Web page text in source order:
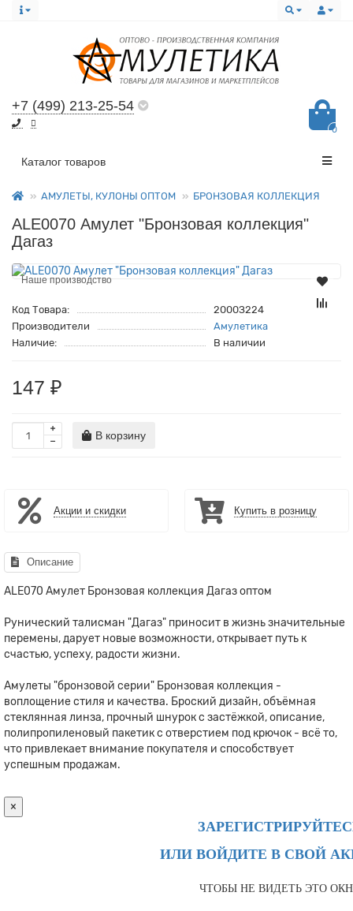
+7 (499) 213-25-54
0
Все категории
Каталог товаров
АМУЛЕТЫ, КУЛОНЫ ОПТОМ БРОНЗОВАЯ КОЛЛЕКЦИЯ
ALE0070 Амулет "Бронзовая коллекция"
Дагаз
Наше производство
Код Товара:
2000З224
Производители
Амулетика
Наличие:
В наличии
147 ₽
В корзину
Акции и скидки Купить в розницу
Описание
ALE070 Амулет Бронзовая коллекция Дагаз оптом
Рунический талисман "Дагаз" приносит в жизнь значительные
перемены, дарует новые возможности, открывает путь к
счастью, успеху, радости жизни.
Амулеты "бронзовой серии" Бронзовая коллекция -
воплощение стиля и качества. Броский дизайн, объёмная
стеклянная линза, прочный шнурок с застёжкой, описание,
полипропиленовый пакетик с отверстием под крючок - всё то,
что привлекает внимание покупателя и способствует
успешным продажам.
×
ИЛИ ВОЙДИТЕ В СВОЙ
ЧТОБЫ НЕ ВИДЕТЬ ЭТО